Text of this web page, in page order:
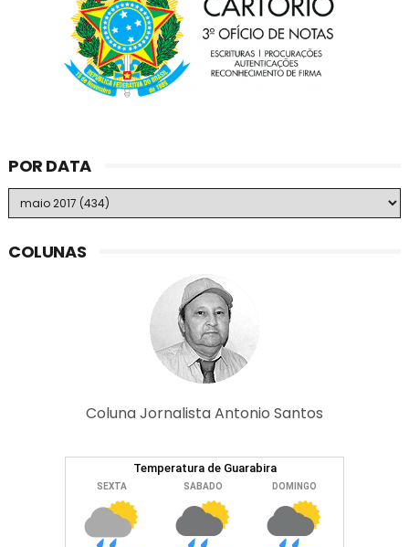
POR DATA
COLUNAS
Coluna Jornalista Antonio Santos